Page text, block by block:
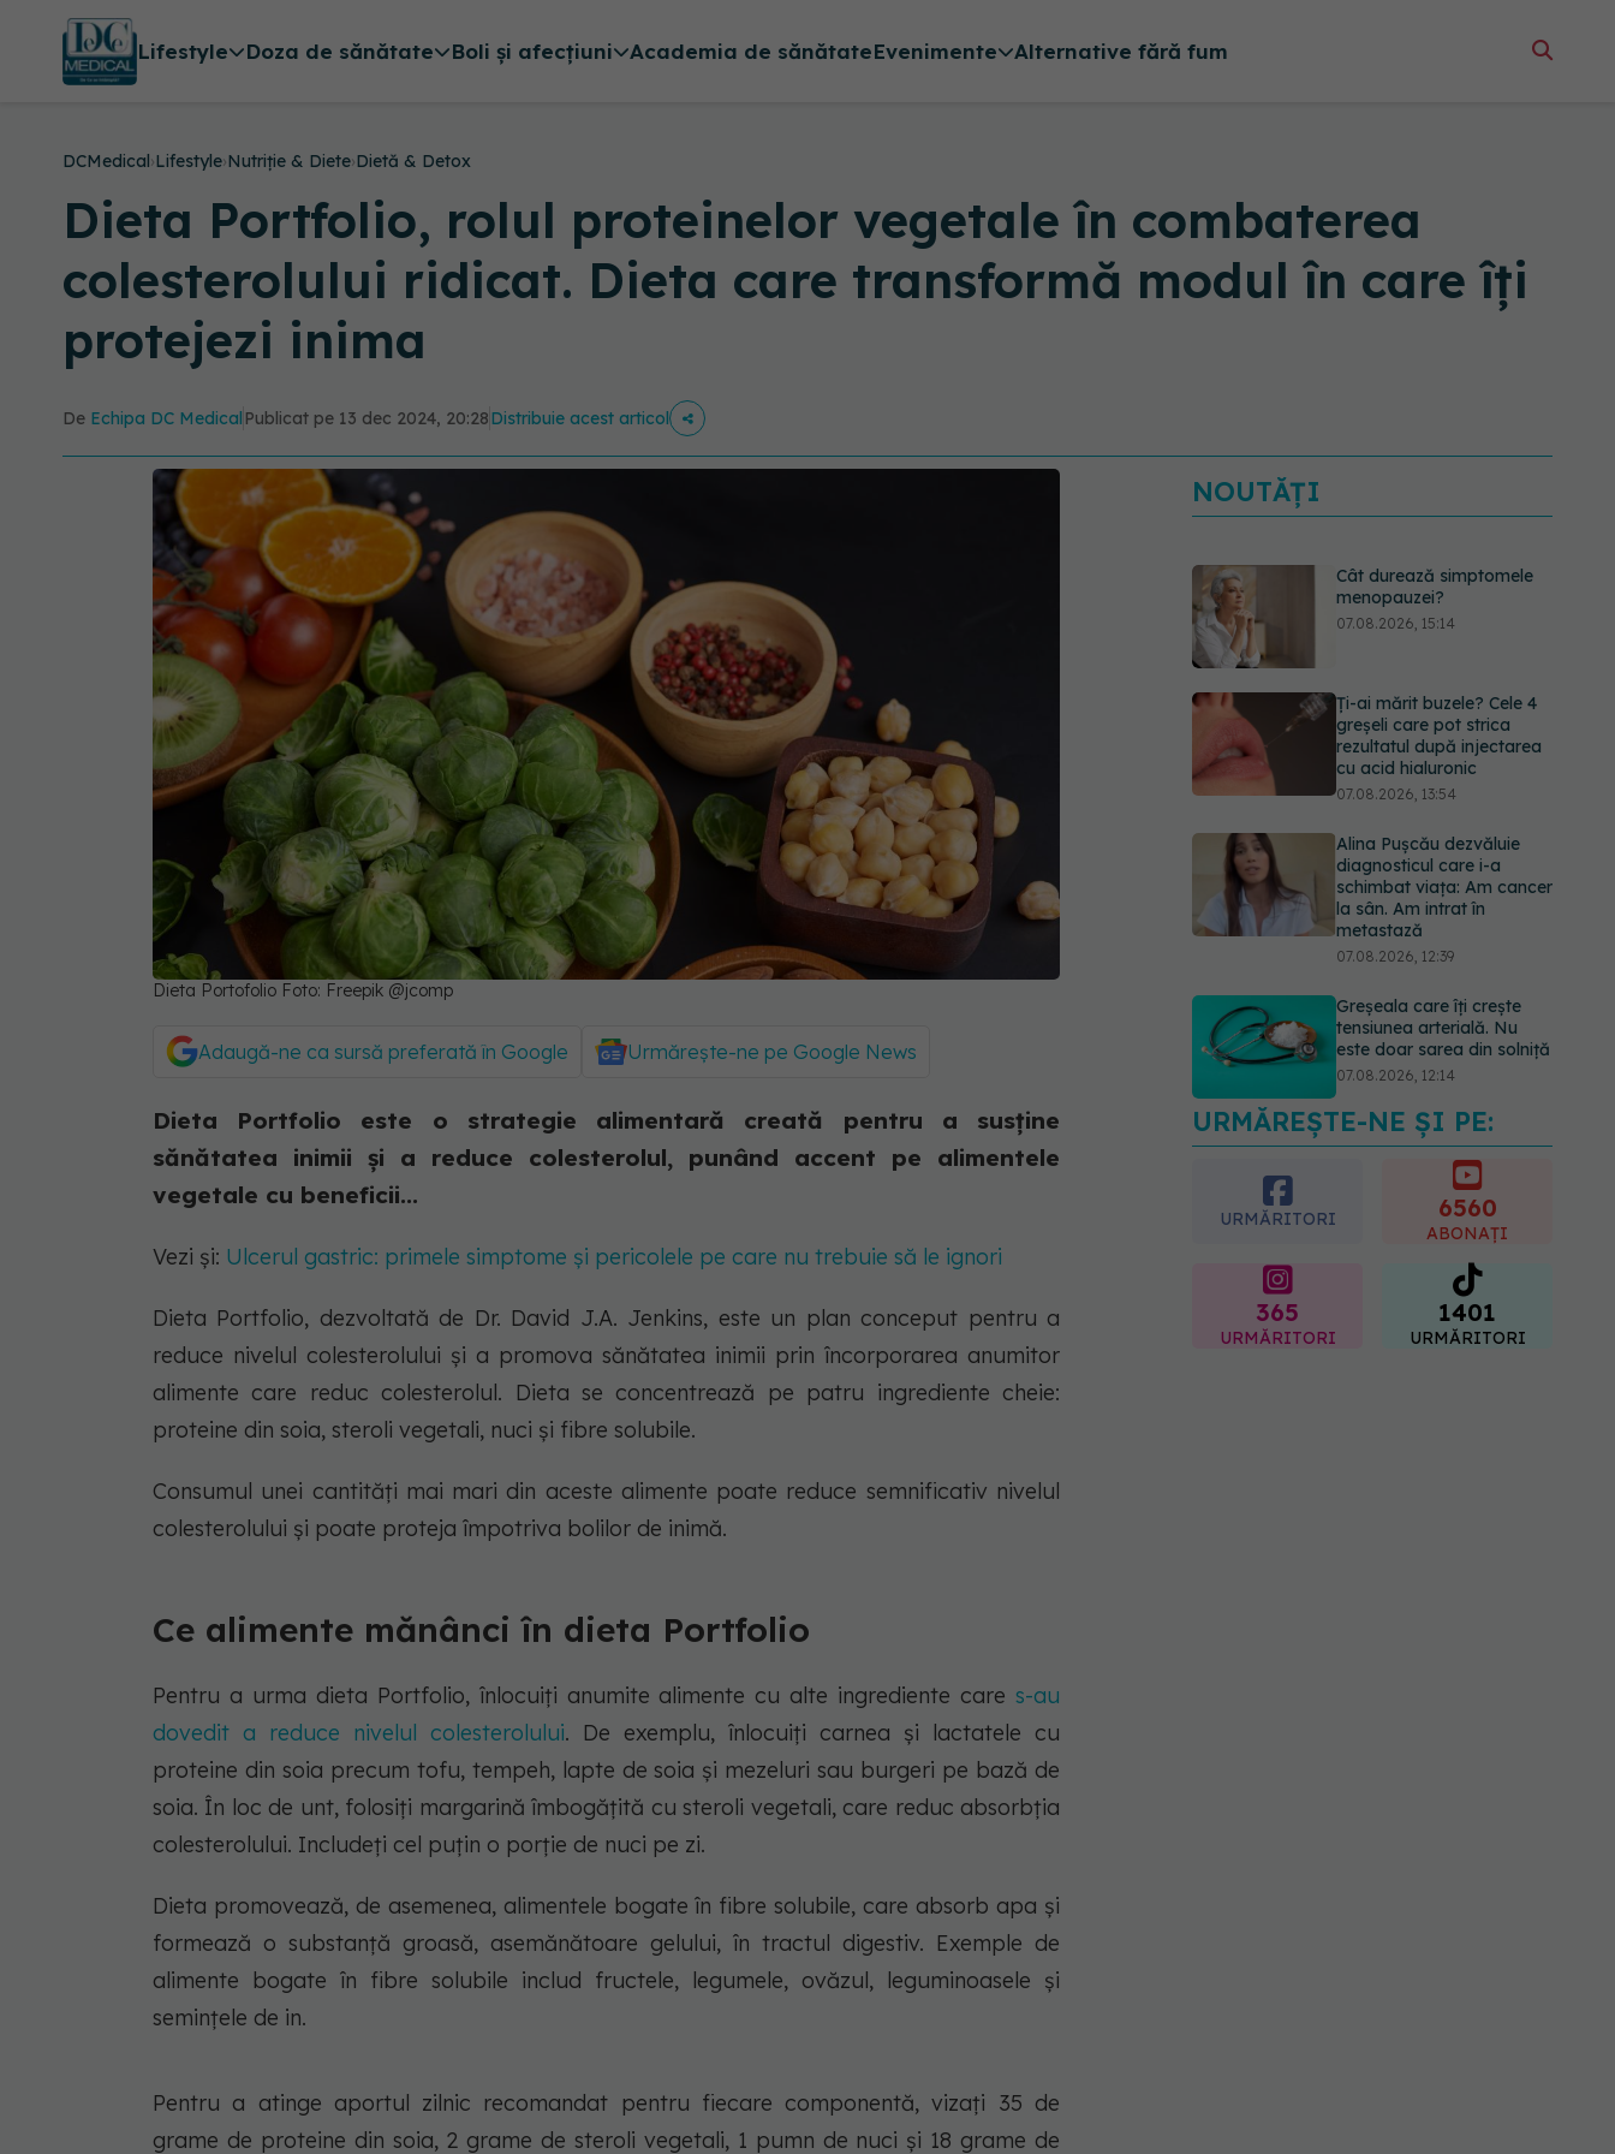
Lifestyle Doza de sănătate Boli și afecțiuni Academia de sănătateEvenimente Alternative fără fum
DCMedical›Lifestyle›Nutriție & Diete›Dietă & Detox
Dieta Portfolio, rolul proteinelor vegetale în combaterea
colesterolului ridicat. Dieta care transformă modul în care îți
protejezi inima
De Echipa DC Medical Publicat pe 13 dec 2024, 20:28Distribuie acest articol
Dieta Portofolio Foto: Freepik @jcomp
Adaugă-ne ca sursă preferată în Google Urmărește-ne pe Google News
Dieta Portfolio este o strategie alimentară creată pentru a susține
sănătatea inimii și a reduce colesterolul, punând accent pe alimentele
vegetale cu beneficii...
Vezi și: Ulcerul gastric: primele simptome și pericolele pe care nu trebuie să le ignori
Dieta Portfolio, dezvoltată de Dr. David J.A. Jenkins, este un plan conceput pentru a
reduce nivelul colesterolului și a promova sănătatea inimii prin încorporarea anumitor
alimente care reduc colesterolul. Dieta se concentrează pe patru ingrediente cheie:
proteine din soia, steroli vegetali, nuci și fibre solubile.
Consumul unei cantități mai mari din aceste alimente poate reduce semnificativ nivelul
colesterolului și poate proteja împotriva bolilor de inimă.
Ce alimente mănânci în dieta Portfolio
Pentru a urma dieta Portfolio, înlocuiți anumite alimente cu alte ingrediente care s-au
dovedit a reduce nivelul colesterolului. De exemplu, înlocuiți carnea și lactatele cu
proteine din soia precum tofu, tempeh, lapte de soia și mezeluri sau burgeri pe bază de
soia. În loc de unt, folosiți margarină îmbogățită cu steroli vegetali, care reduc absorbția
colesterolului. Includeți cel puțin o porție de nuci pe zi.
Dieta promovează, de asemenea, alimentele bogate în fibre solubile, care absorb apa și
formează o substanță groasă, asemănătoare gelului, în tractul digestiv. Exemple de
alimente bogate în fibre solubile includ fructele, legumele, ovăzul, leguminoasele și
semințele de in.
Pentru a atinge aportul zilnic recomandat pentru fiecare componentă, vizați 35 de
grame de proteine din soia, 2 grame de steroli vegetali, 1 pumn de nuci și 18 grame de
NOUTĂȚI
Cât durează simptomele
menopauzei?
07.08.2026, 15:14
Ți-ai mărit buzele? Cele 4
greșeli care pot strica
rezultatul după injectarea
cu acid hialuronic
07.08.2026, 13:54
Alina Pușcău dezvăluie
diagnosticul care i-a
schimbat viața: Am cancer
la sân. Am intrat în
metastază
07.08.2026, 12:39
Greșeala care îți crește
tensiunea arterială. Nu
este doar sarea din solniță
07.08.2026, 12:14
PNRR: 174 de milioane de
lei pentru sănătate într-o
singură săptămână. Ce
spitale primesc bani
07.08.2026, 16:41
URMĂREȘTE-NE ȘI PE:
URMĂRITORI 6560
ABONAȚI
365
URMĂRITORI
1401
URMĂRITORI